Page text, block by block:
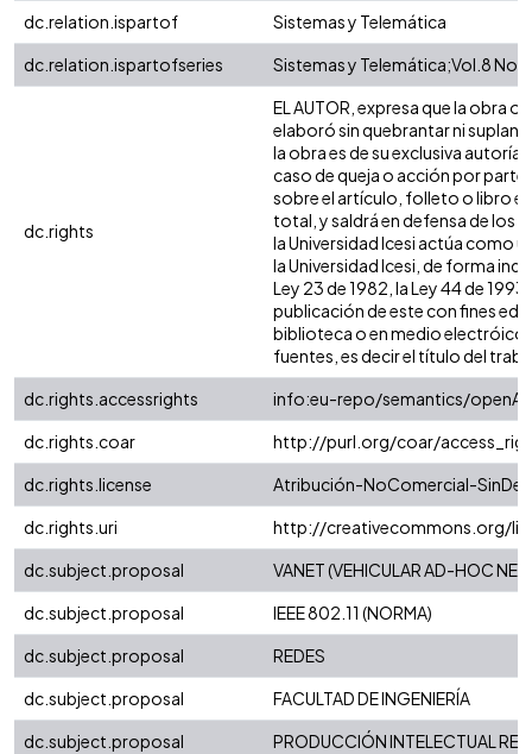
dc.relation.ispartof
Sistemas y Telemática
dc.relation.ispartofseries
Sistemas y Telemática;Vol.8
dc.rights
EL AUTOR, expresa que la obra
elaboró sin quebrantar ni
la obra es de su exclusiva autoría
caso de queja o acción por
sobre el artículo, folleto o libro
total, y saldrá en defensa de los
la Universidad Icesi actúa como
la Universidad Icesi, de forma
Ley 23 de 1982, la Ley 44 de
publicación de este con fines
biblioteca o en medio electróico
fuentes, es decir el título del
dc.rights.accessrights
info:eu-repo/semantics/
dc.rights.coar
http://purl.org/coar/
dc.rights.license
Atribución-NoComercial-
dc.rights.uri
http://creativecommons.org/
dc.subject.proposal
VANET (VEHICULAR AD-HOC
dc.subject.proposal
IEEE 802.11 (NORMA)
dc.subject.proposal
REDES
dc.subject.proposal
FACULTAD DE INGENIERÍA
dc.subject.proposal
PRODUCCIÓN INTELECTUAL